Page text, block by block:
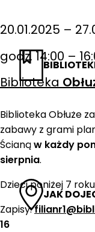
JAK
20.01.2025 –
godz. 14:00 –
Biblioteka
Biblioteka Obłuże
zabawy z grami
Ścianąw każdy
sierpnia.
Dzieci poniżej 7
Zapisy:
16